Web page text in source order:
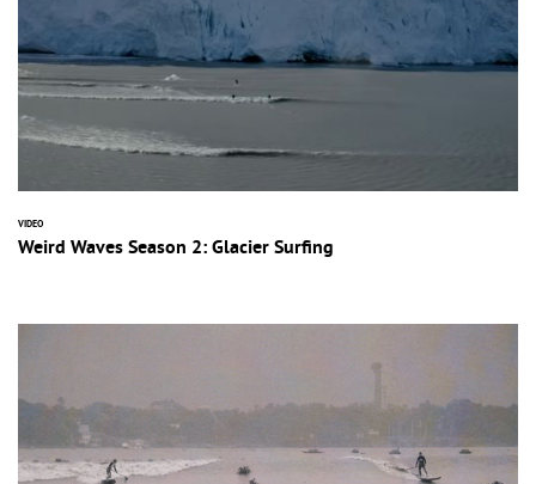
VIDEO
Weird Waves Season 2: Glacier Surfing